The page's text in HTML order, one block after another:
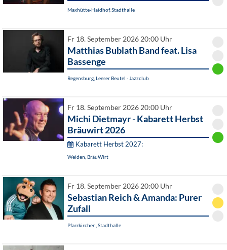
Maxhütte-Haidhof, Stadthalle
Fr 18. September 2026 20:00 Uhr
Matthias Bublath Band feat. Lisa
Bassenge
Regensburg, Leerer Beutel - Jazzclub
Fr 18. September 2026 20:00 Uhr
Michi Dietmayr - Kabarett Herbst
Bräuwirt 2026
Kabarett Herbst 2027:
Weiden, BräuWirt
Fr 18. September 2026 20:00 Uhr
Sebastian Reich & Amanda: Purer
Zufall
Pfarrkirchen, Stadthalle